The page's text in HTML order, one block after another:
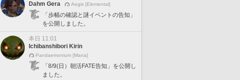
Dahm Gera
Aegis [Elemental]
「歩幅の確認と謎イベントの告知」
を公開しました。
本日 11:01
Ichibanshibori Kirin
Pandaemonium [Mana]
「8/9(日）朝活FATE告知」を公開し
ました。